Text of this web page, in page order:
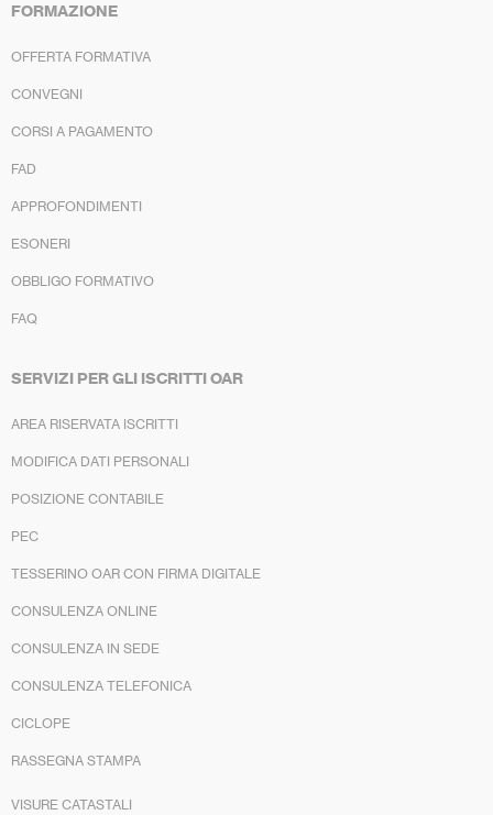
FORMAZIONE
OFFERTA FORMATIVA
CONVEGNI
CORSI A PAGAMENTO
FAD
APPROFONDIMENTI
ESONERI
OBBLIGO FORMATIVO
FAQ
SERVIZI PER GLI ISCRITTI OAR
AREA RISERVATA ISCRITTI
MODIFICA DATI PERSONALI
POSIZIONE CONTABILE
PEC
TESSERINO OAR CON FIRMA DIGITALE
CONSULENZA ONLINE
CONSULENZA IN SEDE
CONSULENZA TELEFONICA
CICLOPE
RASSEGNA STAMPA
VISURE CATASTALI